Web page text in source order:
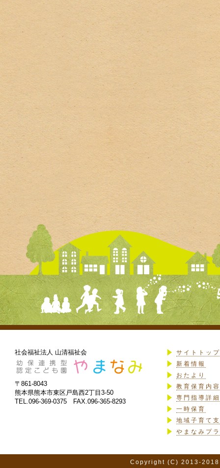
社会福祉法人 山清福祉会
〒861-8043
熊本県熊本市東区戸島西2丁目3-50
TEL.096-369-0375 FAX.096-365-8293
サイトトップ
新着情報
おたより
教育保育内
専門指導詳細
一時保育
地域子育て
やまなみプ
Copyright (C) 2013-